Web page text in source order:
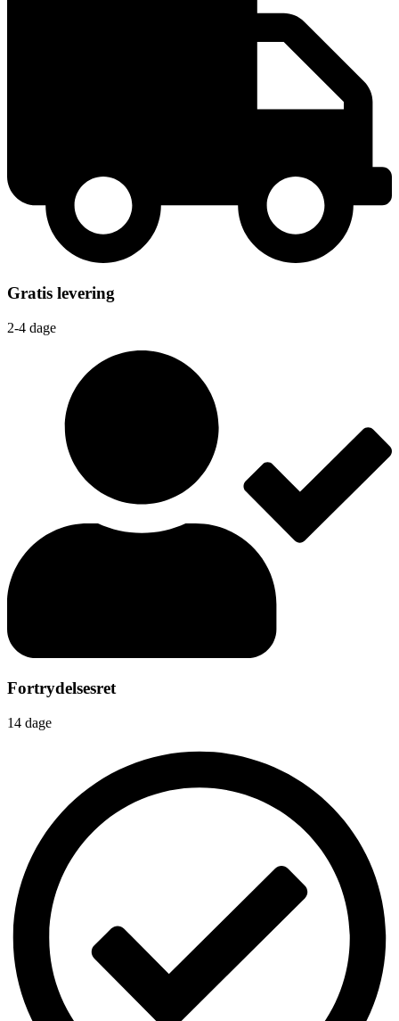
Gratis levering
2-4 dage
Fortrydelsesret
14 dage